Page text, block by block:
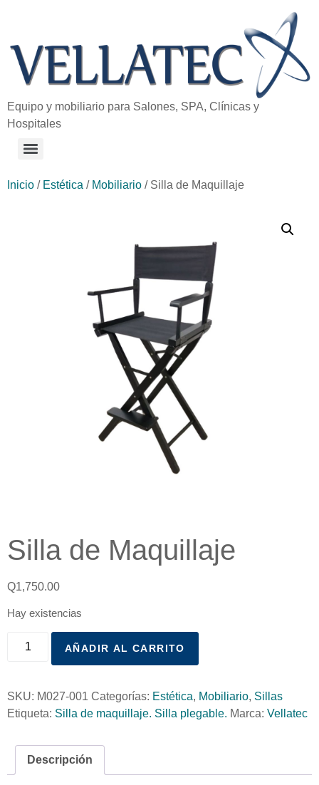
Equipo y mobiliario para Salones, SPA, Clínicas y
Hospitales
Inicio / Estética / Mobiliario / Silla de Maquillaje
Silla de Maquillaje
Q1,750.00
Hay existencias
AÑADIR AL CARRITO
SKU: M027-001 Categorías: Estética, Mobiliario, Sillas
Etiqueta: Silla de maquillaje. Silla plegable. Marca: Vellatec
Descripción